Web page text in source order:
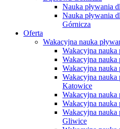
Nauka pływania
Nauka pływania
Górnicza
Oferta
Wakacyjna nauka
Wakacyjna nauka
Wakacyjna nauka
Wakacyjna
Wakacyjna nauka
Katowice
Wakacyjna nauka
Wakacyjna
Wakacyjna nauka
Gliwice